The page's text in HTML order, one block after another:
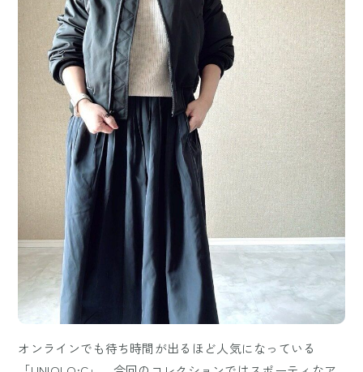
オンラインでも待ち時間が出るほど人気になっている